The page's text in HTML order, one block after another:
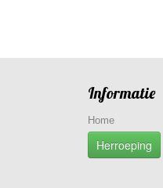
Informatie
Home
Herroeping